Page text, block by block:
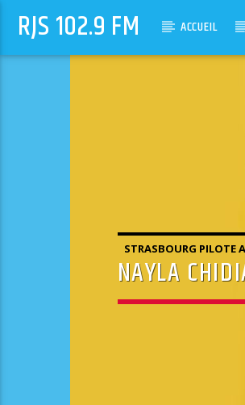
RJS 102.9 FM ACCUEIL
STRASBOURG PILOTE
NAYLA